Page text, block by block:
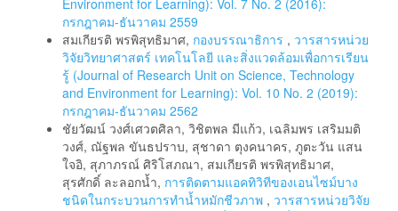
Environment for Learning): Vol. 7 No. 2 (2016):
กรกฎาคม-ธันวาคม 2559
สมเกียรติ พรพิสุทธิมาศ, กองบรรณาธิการ , วารสารหน่วย
วิจัยวิทยาศาสตร์ เทคโนโลยี และสิ่งแวดล้อมเพื่อการเรียน
รู้ (Journal of Research Unit on Science, Technology
and Environment for Learning): Vol. 10 No. 2 (2019):
กรกฎาคม-ธันวาคม 2562
ชัยวัฒน์ วงศ์เศวตศิลา, วิชิตพล มีแก้ว, เฉลิมพร เสริมมติ
วงศ์, ณัฐพล ขันธปราบ, สุชาดา ตุงคนาคร, ภูตะวัน แสน
ใจอิ, สุภาภรณ์ ศิริโสภณา, สมเกียรติ พรพิสุทธิมาศ,
สุรศักดิ์ ละลอกน้ำ, การติดตามแอคทิวิทีของเอนไซม์บาง
ชนิดในกระบวนการทำน้ำหมักชีวภาพ , วารสารหน่วยวิจัย